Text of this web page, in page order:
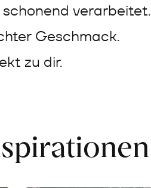
verarbeitet.
Geschmack.
zu dir.